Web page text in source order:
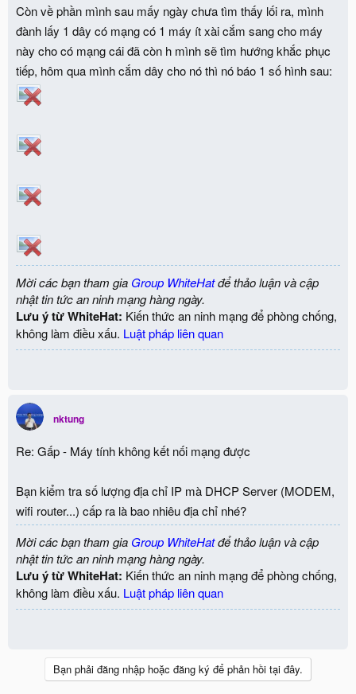
Còn về phần mình sau mấy ngày chưa tìm thấy lối ra, mình
đành lấy 1 dây có mạng có 1 máy ít xài cắm sang cho máy
này cho có mạng cái đã còn h mình sẽ tìm hướng khắc phục
tiếp, hôm qua mình cắm dây cho nó thì nó báo 1 số hình sau:
Mời các bạn tham gia Group WhiteHatđể thảo luận và cập
nhật tin tức an ninh mạng hàng ngày.
Lưu ý từ WhiteHat: Kiến thức an ninh mạng để phòng chống,
không làm điều xấu. Luật pháp liên quan
nktung
Re: Gấp - Máy tính không kết nối mạng được
Bạn kiểm tra số lượng địa chỉ IP mà DHCP Server (MODEM,
wifi router...) cấp ra là bao nhiêu địa chỉ nhé?
Mời các bạn tham gia Group WhiteHatđể thảo luận và cập
nhật tin tức an ninh mạng hàng ngày.
Lưu ý từ WhiteHat: Kiến thức an ninh mạng để phòng chống,
không làm điều xấu. Luật pháp liên quan
Bạn phải đăng nhập hoặc đăng ký để phản hồi tại đây.